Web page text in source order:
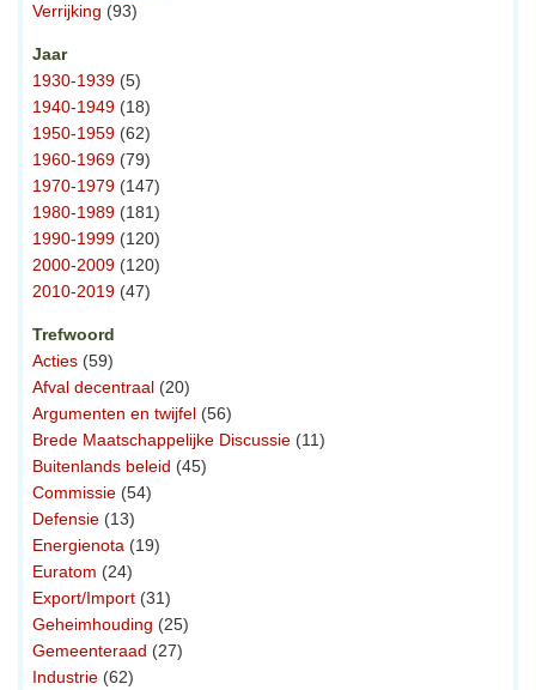
Verrijking (93)
Jaar
1930-1939 (5)
1940-1949 (18)
1950-1959 (62)
1960-1969 (79)
1970-1979 (147)
1980-1989 (181)
1990-1999 (120)
2000-2009 (120)
2010-2019 (47)
Trefwoord
Acties (59)
Afval decentraal (20)
Argumenten en twijfel (56)
Brede Maatschappelijke Discussie (11)
Buitenlands beleid (45)
Commissie (54)
Defensie (13)
Energienota (19)
Euratom (24)
Export/Import (31)
Geheimhouding (25)
Gemeenteraad (27)
Industrie (62)